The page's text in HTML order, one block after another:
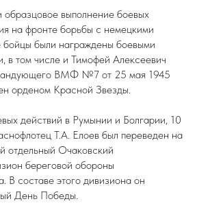
образцовое выполнение боевых
на фронте борьбы с немецкими
бойцы были награждены боевыми
в том числе и Тимофей Алексеевич
ВМФ №7 от 25 мая 1945
орденом Красной Звезды.
действий в Румынии и Болгарии, 10
Т.А. Елоев был переведен на
отдельный Очаковский
береговой обороны
В составе этого дивизиона он
День Победы.